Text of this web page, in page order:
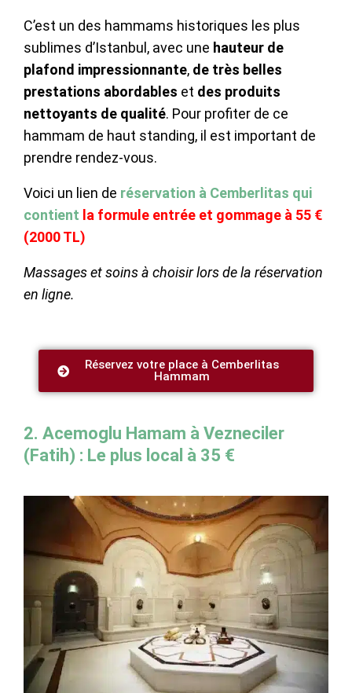
C’est un des hammams historiques les plus
sublimes d’Istanbul, avec une hauteur de
plafond impressionnante, de très belles
prestations abordables et des produits
nettoyants de qualité. Pour profiter de ce
hammam de haut standing, il est important de
prendre rendez-vous.
Voici un lien de réservation à Cemberlitas qui
contient la formule entrée et gommage à 55 €
(2000 TL)
Massages et soins à choisir lors de la réservation
en ligne.
Réservez votre place à Cemberlitas
Hammam
2. Acemoglu Hamam à Vezneciler
(Fatih) : Le plus local à 35 €